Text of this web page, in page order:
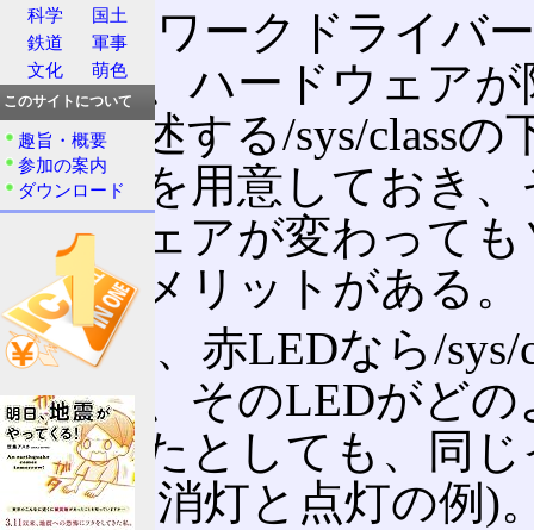
ネットワークドライバ
スなど、ハードウェア
も、後述する/sys/class
ァイルを用意しておき
ードウェアが変わって
で済むメリットがある。
例えば、赤LEDなら/
おけば、そのLEDがど
っていたとしても、同
る(下は消灯と点灯の例)
科学
国土
鉄道
軍事
文化
萌色
このサイトについて
趣旨・概要
参加の案内
ダウンロード